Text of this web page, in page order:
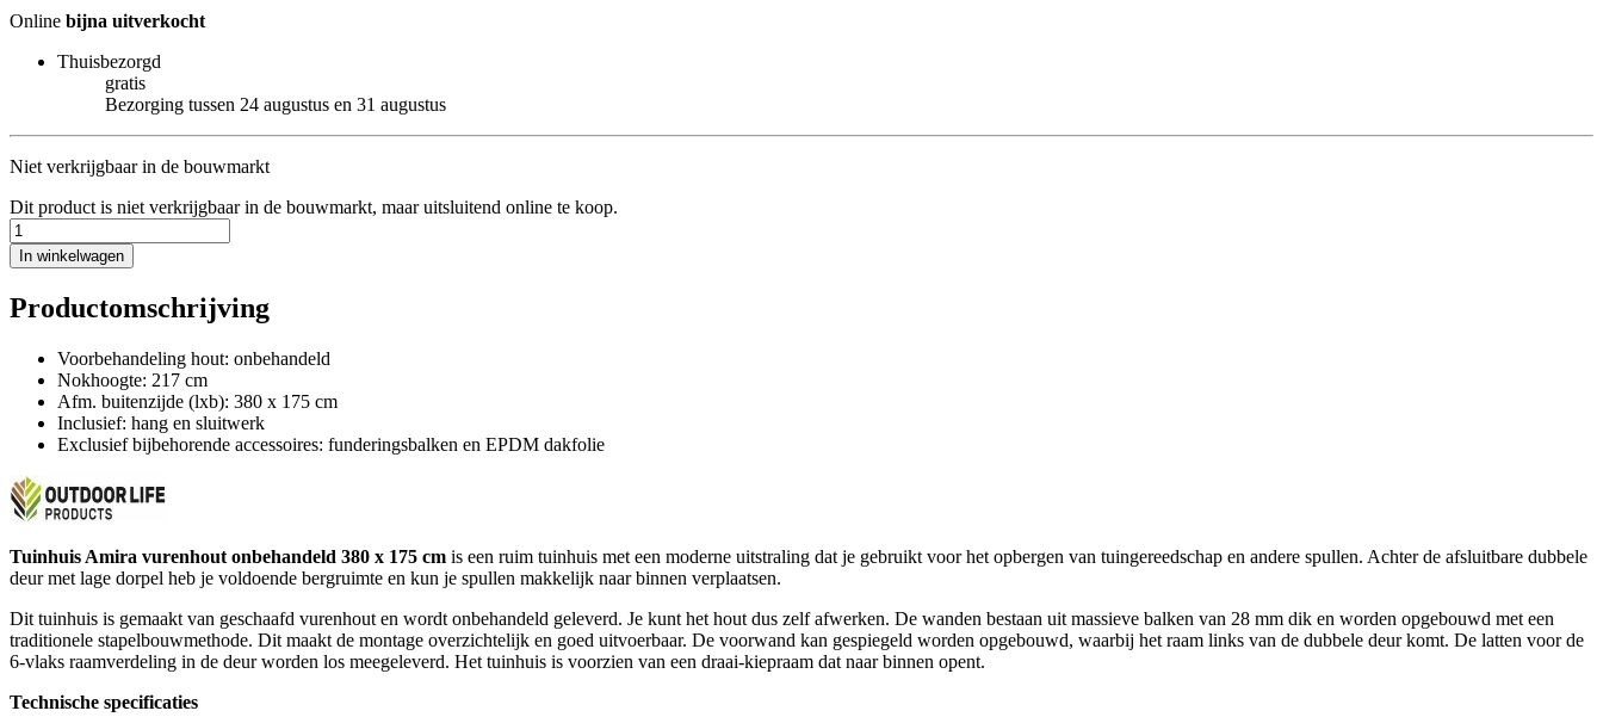
Online bijna uitverkocht
Thuisbezorgd
gratis
Bezorging tussen 24 augustus en 31 augustus
Niet verkrijgbaar in de bouwmarkt
Dit product is niet verkrijgbaar in de bouwmarkt, maar uitsluitend online te koop.
In winkelwagen
Productomschrijving
Voorbehandeling hout: onbehandeld
Nokhoogte: 217 cm
Afm. buitenzijde (lxb): 380 x 175 cm
Inclusief: hang en sluitwerk
Exclusief bijbehorende accessoires: funderingsbalken en EPDM dakfolie
Tuinhuis Amira vurenhout onbehandeld 380 x 175 cm is een ruim tuinhuis met een moderne uitstraling dat je gebruikt voor het opbergen van tuingereedschap en andere spullen. Achter de afsluitbare dubbele
deur met lage dorpel heb je voldoende bergruimte en kun je spullen makkelijk naar binnen verplaatsen.
Dit tuinhuis is gemaakt van geschaafd vurenhout en wordt onbehandeld geleverd. Je kunt het hout dus zelf afwerken. De wanden bestaan uit massieve balken van 28 mm dik en worden opgebouwd met een
traditionele stapelbouwmethode. Dit maakt de montage overzichtelijk en goed uitvoerbaar. De voorwand kan gespiegeld worden opgebouwd, waarbij het raam links van de dubbele deur komt. De latten voor de
6-vlaks raamverdeling in de deur worden los meegeleverd. Het tuinhuis is voorzien van een draai-kiepraam dat naar binnen opent.
Technische specificaties